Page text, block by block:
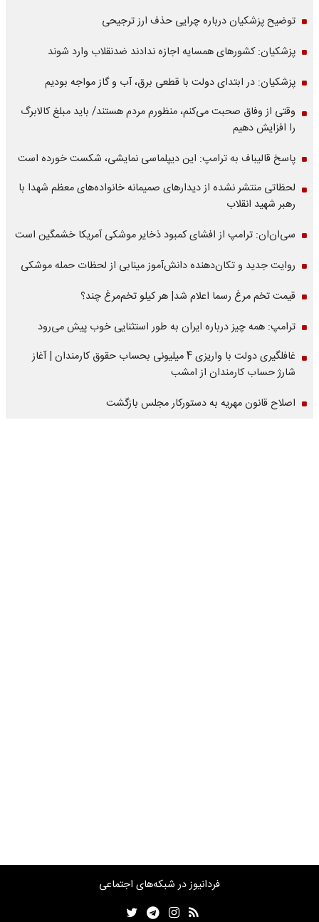
توضیح پزشکیان درباره چرایی حذف ارز ترجیحی
پزشکیان: کشورهای همسایه اجازه ندادند ضدنقلاب وارد شوند
پزشکیان: در ابتدای دولت با قطعی برق، آب و گاز مواجه بودیم
وقتی از وفاق صحبت می‌کنم، منظورم مردم هستند/ باید مبلغ کالابرگ
را افزایش دهیم
پاسخ قالیباف به ترامپ: این دیپلماسی نمایشی، شکست خورده است
لحظاتی منتشر نشده از دیدارهای صمیمانه خانواده‌های معظم شهدا با
رهبر شهید انقلاب
سی‌ان‌ان: ترامپ از افشای کمبود ذخایر موشکی آمریکا خشمگین است
روایت جدید و تکان‌دهنده دانش‌آموز مینابی از لحظات حمله موشکی
قیمت تخم مرغ رسما اعلام شد| هر کیلو تخم‌مرغ چند؟
ترامپ: همه چیز درباره ایران به طور استثنایی خوب پیش می‌رود
غافلگیری دولت با واریزی 4 میلیونی بحساب حقوق کارمندان | آغاز
شارژ حساب کارمندان از امشب
اصلاح قانون مهریه به دستورکار مجلس بازگشت
فردانیوز در شبکه‌های اجتماعی